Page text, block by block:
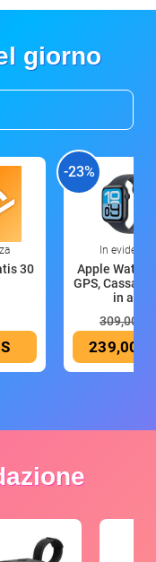
giorno
30
-23%
In evidenza
Apple Watch
GPS, Cassa
in all
309,00 €
239,00 €